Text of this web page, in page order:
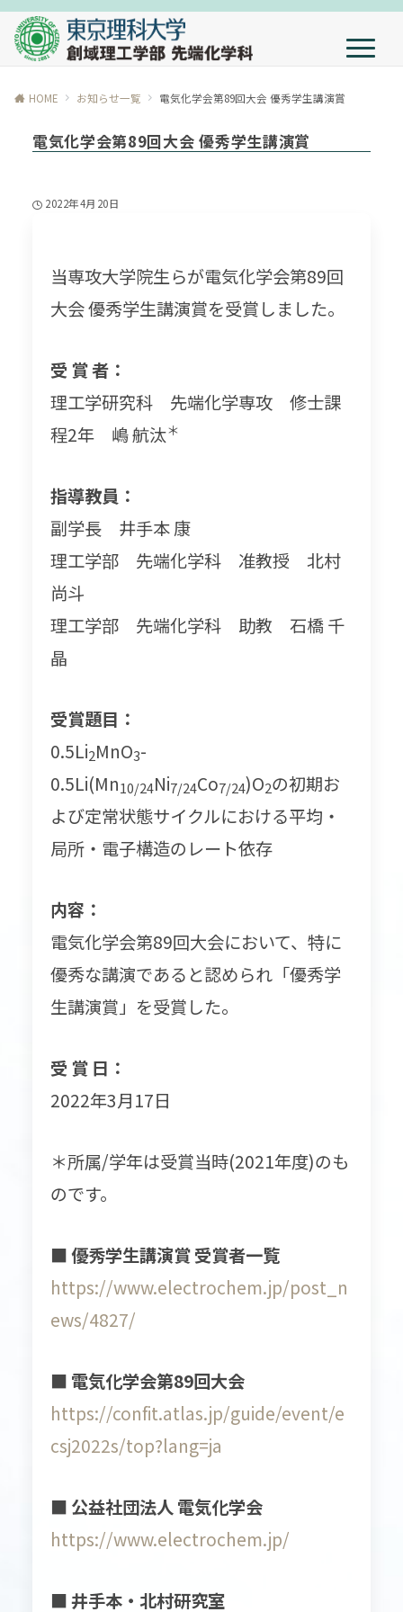
HOME お知らせ一覧 電気化学会第89回大会 優秀学生講演賞
電気化学会第89回大会 優秀学生講演賞
2022年4月20日
当専攻大学院生らが電気化学会第89回
大会 優秀学生講演賞を受賞しました。
受 賞 者：
理工学研究科 先端化学専攻 修士課
程2年 嶋 航汰＊
指導教員：
副学長 井手本 康
理工学部 先端化学科 准教授 北村
尚斗
理工学部 先端化学科 助教 石橋 千
晶
受賞題目：
0.5Li2MnO3-
0.5Li(Mn10/24Ni7/24Co7/24)O2の初期お
よび定常状態サイクルにおける平均・
局所・電子構造のレート依存
内容：
電気化学会第89回大会において、特に
優秀な講演であると認められ「優秀学
生講演賞」を受賞した。
受 賞 日：
2022年3月17日
＊所属/学年は受賞当時(2021年度)のも
のです。
■ 優秀学生講演賞 受賞者一覧
https://www.electrochem.jp/post_n
ews/4827/
■ 電気化学会第89回大会
https://confit.atlas.jp/guide/event/e
csj2022s/top?lang=ja
■ 公益社団法人 電気化学会
https://www.electrochem.jp/
■ 井手本・北村研究室